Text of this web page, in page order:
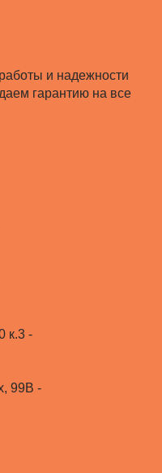
и надежности
гарантию на все
к.3 -
99В -